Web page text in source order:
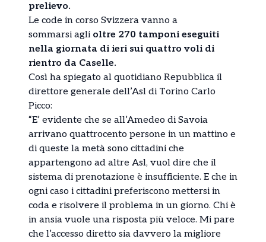
prelievo.
Le code in corso Svizzera vanno a
sommarsi agli oltre 270 tamponi eseguiti
nella giornata di ieri sui quattro voli di
rientro da Caselle.
Così ha spiegato al quotidiano Repubblica il
direttore generale dell’Asl di Torino Carlo
Picco:
“E’ evidente che se all’Amedeo di Savoia
arrivano quattrocento persone in un mattino e
di queste la metà sono cittadini che
appartengono ad altre Asl, vuol dire che il
sistema di prenotazione è insufficiente. E che in
ogni caso i cittadini preferiscono mettersi in
coda e risolvere il problema in un giorno. Chi è
in ansia vuole una risposta più veloce. Mi pare
che l’accesso diretto sia davvero la migliore